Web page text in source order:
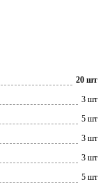
20 шт
3 шт
5 шт
3 шт
3 шт
5 шт